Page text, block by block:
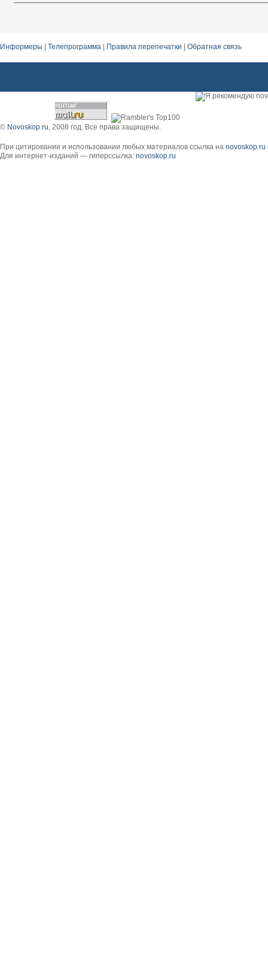
Информеры Телепрограмма Правила перепечатки Обратная связь
© Novoskop.ru, 2008 год. Все права защищены.
При цитировании и использовании любых материалов ссылка на novoskop.ru
Для интернет-изданий — гиперссылка: novoskop.ru